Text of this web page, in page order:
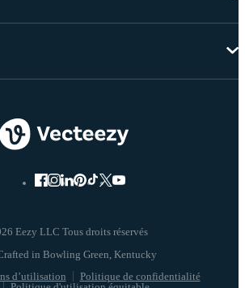
Eezy LLC Tous droits réservés
d’utilisation
Politique de confidentialité